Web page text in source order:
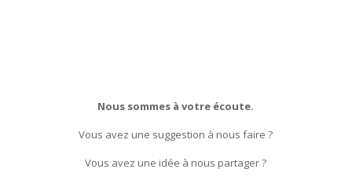
Nous sommes à votre écoute.
Vous avez une suggestion à nous faire ?
Vous avez une idée à nous partager ?